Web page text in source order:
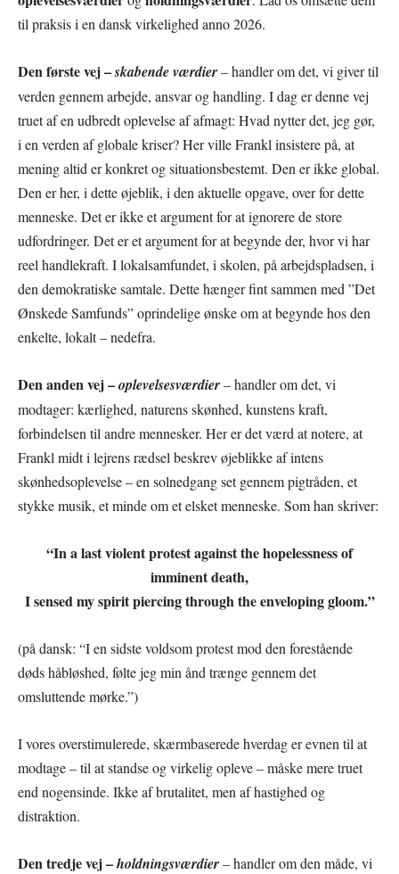
til praksis i en dansk virkelighed anno 2026.
Den første vej –skabende værdier– handler om det, vi giver til
verden gennem arbejde, ansvar og handling. I dag er denne vej
truet af en udbredt oplevelse af afmagt: Hvad nytter det, jeg gør,
i en verden af globale kriser? Her ville Frankl insistere på, at
mening altid er konkret og situationsbestemt. Den er ikke global.
Den er her, i dette øjeblik, i den aktuelle opgave, over for dette
menneske. Det er ikke et argument for at ignorere de store
udfordringer. Det er et argument for at begynde der, hvor vi har
reel handlekraft. I lokalsamfundet, i skolen, på arbejdspladsen, i
den demokratiske samtale. Dette hænger fint sammen med ”Det
Ønskede Samfunds” oprindelige ønske om at begynde hos den
enkelte, lokalt – nedefra.
Den anden vej –oplevelsesværdier– handler om det, vi
modtager: kærlighed, naturens skønhed, kunstens kraft,
forbindelsen til andre mennesker. Her er det værd at notere, at
Frankl midt i lejrens rædsel beskrev øjeblikke af intens
skønhedsoplevelse – en solnedgang set gennem pigtråden, et
stykke musik, et minde om et elsket menneske. Som han skriver:
“In a last violent protest against the hopelessness of
imminent death,
I sensed my spirit piercing through the enveloping gloom.”
(på dansk: “I en sidste voldsom protest mod den forestående
døds håbløshed, følte jeg min ånd trænge gennem det
omsluttende mørke.”)
I vores overstimulerede, skærmbaserede hverdag er evnen til at
modtage – til at standse og virkelig opleve – måske mere truet
end nogensinde. Ikke af brutalitet, men af hastighed og
distraktion.
Den tredje vej –holdningsværdier– handler om den måde, vi